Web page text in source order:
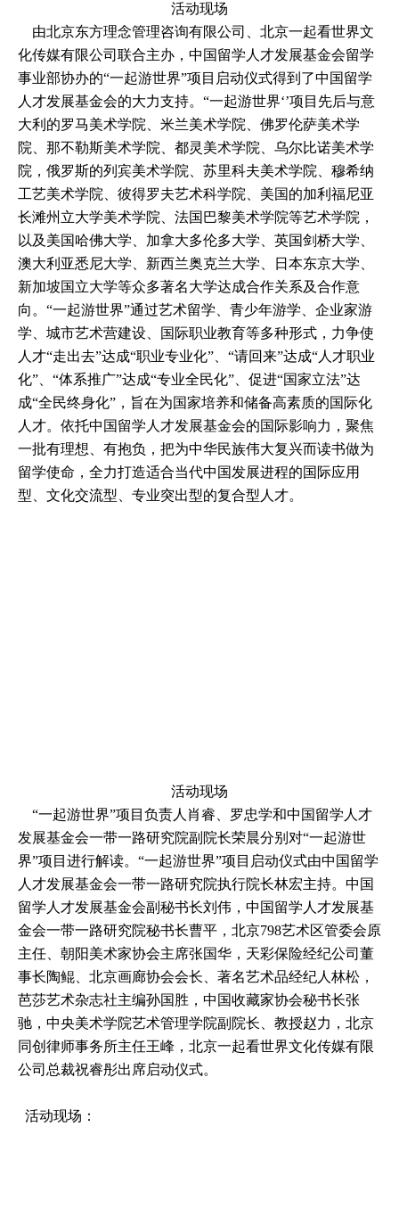
活动现场
由北京东方理念管理咨询有限公司、北京一起看世界文
化传媒有限公司联合主办，中国留学人才发展基金会留学
事业部协办的“一起游世界”项目启动仪式得到了中国留学
人才发展基金会的大力支持。“一起游世界‘’项目先后与意
大利的罗马美术学院、米兰美术学院、佛罗伦萨美术学
院、那不勒斯美术学院、都灵美术学院、乌尔比诺美术学
院，俄罗斯的列宾美术学院、苏里科夫美术学院、穆希纳
工艺美术学院、彼得罗夫艺术科学院、美国的加利福尼亚
长滩州立大学美术学院、法国巴黎美术学院等艺术学院，
以及美国哈佛大学、加拿大多伦多大学、英国剑桥大学、
澳大利亚悉尼大学、新西兰奥克兰大学、日本东京大学、
新加坡国立大学等众多著名大学达成合作关系及合作意
向。“一起游世界”通过艺术留学、青少年游学、企业家游
学、城市艺术营建设、国际职业教育等多种形式，力争使
人才“走出去”达成“职业专业化”、“请回来”达成“人才职业
化”、“体系推广”达成“专业全民化”、促进“国家立法”达
成“全民终身化”，旨在为国家培养和储备高素质的国际化
人才。依托中国留学人才发展基金会的国际影响力，聚焦
一批有理想、有抱负，把为中华民族伟大复兴而读书做为
留学使命，全力打造适合当代中国发展进程的国际应用
型、文化交流型、专业突出型的复合型人才。
活动现场
“一起游世界”项目负责人肖睿、罗忠学和中国留学人才
发展基金会一带一路研究院副院长荣晨分别对“一起游世
界”项目进行解读。“一起游世界”项目启动仪式由中国留学
人才发展基金会一带一路研究院执行院长林宏主持。中国
留学人才发展基金会副秘书长刘伟，中国留学人才发展基
金会一带一路研究院秘书长曹平，北京798艺术区管委会原
主任、朝阳美术家协会主席张国华，天彩保险经纪公司董
事长陶鲲、北京画廊协会会长、著名艺术品经纪人林松，
芭莎艺术杂志社主编孙国胜，中国收藏家协会秘书长张
驰，中央美术学院艺术管理学院副院长、教授赵力，北京
同创律师事务所主任王峰，北京一起看世界文化传媒有限
公司总裁祝睿彤出席启动仪式。
活动现场：